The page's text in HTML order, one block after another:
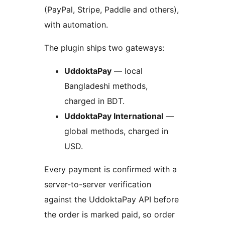
(PayPal, Stripe, Paddle and others),
with automation.
The plugin ships two gateways:
UddoktaPay — local
Bangladeshi methods,
charged in BDT.
UddoktaPay International —
global methods, charged in
USD.
Every payment is confirmed with a
server-to-server verification
against the UddoktaPay API before
the order is marked paid, so order